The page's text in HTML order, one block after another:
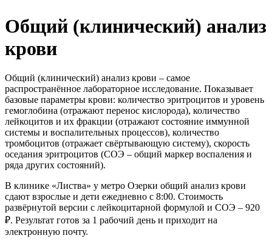
Маммология
Неврология
Онкология
Офтальмология
Педиатрия
Ревматология
Спортивная медицина
Терапия
Травматология-ортопедия
Урология
Флебология
Эндокринология
Общий (клинический) анализ
крови
Общий (клинический) анализ крови – самое
распространённое лабораторное исследование. Показывает
базовые параметры крови: количество эритроцитов и уровень
гемоглобина (отражают перенос кислорода), количество
лейкоцитов и их фракции (отражают состояние иммунной
системы и воспалительных процессов), количество
тромбоцитов (отражает свёртывающую систему), скорость
оседания эритроцитов (СОЭ – общий маркер воспаления и
ряда других состояний).
В клинике «Листва» у метро Озерки общий анализ крови
сдают взрослые и дети ежедневно с 8:00. Стоимость
развёрнутой версии с лейкоцитарной формулой и СОЭ – 920
₽. Результат готов за 1 рабочий день и приходит на
электронную почту.